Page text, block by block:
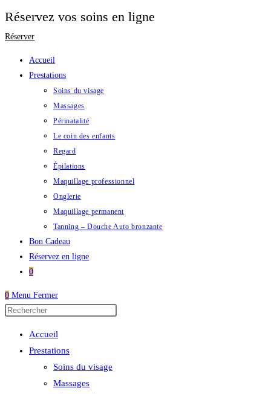
Réservez vos soins en ligne
Réserver
Accueil
Prestations
Soins du visage
Massages
Périnatalité
Le coin des enfants
Regard
Épilations
Maquillage professionnel
Onglerie
Maquillage permanent
Tanning – Douche Auto bronzante
Bon Cadeau
Réservez en ligne
0
0 Menu Fermer
Accueil
Prestations
Soins du visage
Massages